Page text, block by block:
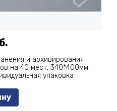
и архивирования
на 40 мест, 340*400мм,
упаковка